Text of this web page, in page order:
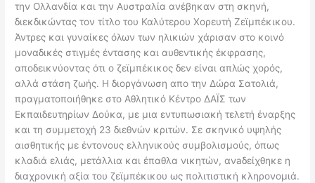
την Ολλανδία και την Αυστραλία ανέβηκαν στη σκηνή,
διεκδικώντας τον τίτλο του Καλύτερου Χορευτή Ζεϊμπέκικου.
Άντρες και γυναίκες όλων των ηλικιών χάρισαν στο κοινό
μοναδικές στιγμές έντασης και αυθεντικής έκφρασης,
αποδεικνύοντας ότι ο ζεϊμπέκικος δεν είναι απλώς χορός,
αλλά στάση ζωής. Η διοργάνωση απο την Δώρα Σατολιά,
πραγματοποιήθηκε στο Αθλητικό Κέντρο ΔΑΪΣ των
Εκπαιδευτηρίων Δούκα, με μια εντυπωσιακή τελετή έναρξης
και τη συμμετοχή 23 διεθνών κριτών. Σε σκηνικό υψηλής
αισθητικής με έντονους ελληνικούς συμβολισμούς, όπως
κλαδιά ελιάς, μετάλλια και έπαθλα νικητών, ανaδείχθηκε η
διαχρονική αξία του ζεϊμπέκικου ως πολιτιστική κληρονομιά.